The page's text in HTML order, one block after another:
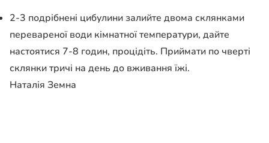
2-3 подрібнені цибулини залийте двома склянками
перевареної води кімнатної температури, дайте
настоятися 7-8 годин, процідіть. Приймати по чверті
склянки тричі на день до вживання їжі.
Наталія Земна